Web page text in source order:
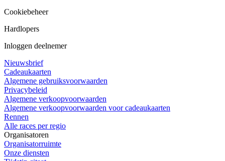
Cookiebeheer
Hardlopers
Inloggen deelnemer
Nieuwsbrief
Cadeaukaarten
Algemene gebruiksvoorwaarden
Privacybeleid
Algemene verkoopvoorwaarden
Algemene verkoopvoorwaarden voor cadeaukaarten
Rennen
Alle races per regio
Organisatoren
Organisatorruimte
Onze diensten